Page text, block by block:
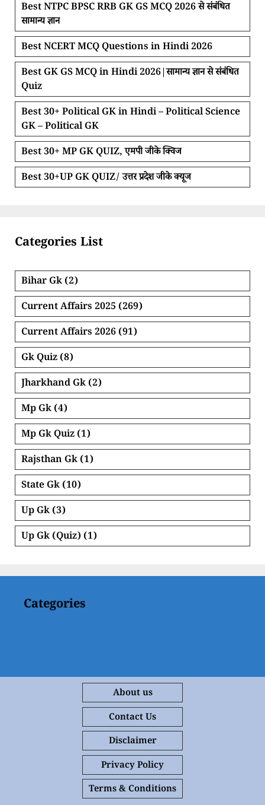
Best NTPC BPSC RRB GK GS MCQ 2026 से संबंधित
सामान्य ज्ञान
Best NCERT MCQ Questions in Hindi 2026
Best GK GS MCQ in Hindi 2026|सामान्य ज्ञान से संबंधित
Quiz
Best 30+ Political GK in Hindi – Political Science
GK – Political GK
Best 30+ MP GK QUIZ, एमपी जीके क्विज
Best 30+UP GK QUIZ/ उत्तर प्रदेश जीके क्यूज
Categories List
Bihar Gk (2)
Current Affairs 2025 (269)
Current Affairs 2026 (91)
Gk Quiz (8)
Jharkhand Gk (2)
Mp Gk (4)
Mp Gk Quiz (1)
Rajsthan Gk (1)
State Gk (10)
Up Gk (3)
Up Gk (Quiz) (1)
Categories
About us
Contact Us
Disclaimer
Privacy Policy
Terms & Conditions